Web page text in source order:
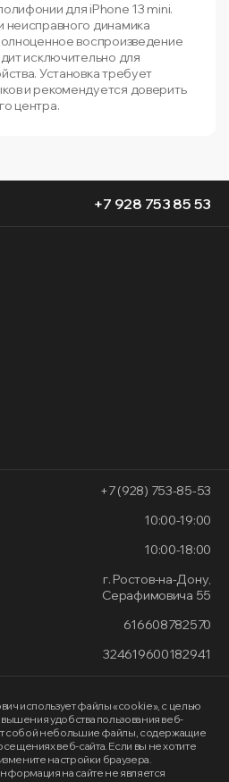
для iPhone 13 mini.
динамика
воспроизведение
исключительно для
Установка требует
и рекомендуется доверить
центра.
+7 928 753 85 53
+7 (928) 753-85-53
10:00-19:00
10:00-18:00
г. Ростов-на-Дону,
Серафимовича 55
616608782570
324619600182941
использует файлы «cookie», с целью
удобства пользования веб-
собой небольшие файлы, содержащие
веб-сайта. Если вы не хотите
настройки браузера.
на сайте не является